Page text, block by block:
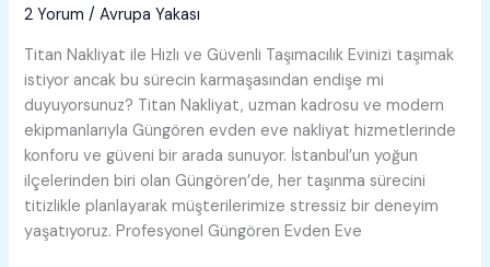
2 Yorum /Avrupa Yakası
Titan Nakliyat ile Hızlı ve Güvenli Taşımacılık Evinizi taşımak
istiyor ancak bu sürecin karmaşasından endişe mi
duyuyorsunuz? Titan Nakliyat, uzman kadrosu ve modern
ekipmanlarıyla Güngören evden eve nakliyat hizmetlerinde
konforu ve güveni bir arada sunuyor. İstanbul’un yoğun
ilçelerinden biri olan Güngören’de, her taşınma sürecini
titizlikle planlayarak müşterilerimize stressiz bir deneyim
yaşatıyoruz. Profesyonel Güngören Evden Eve